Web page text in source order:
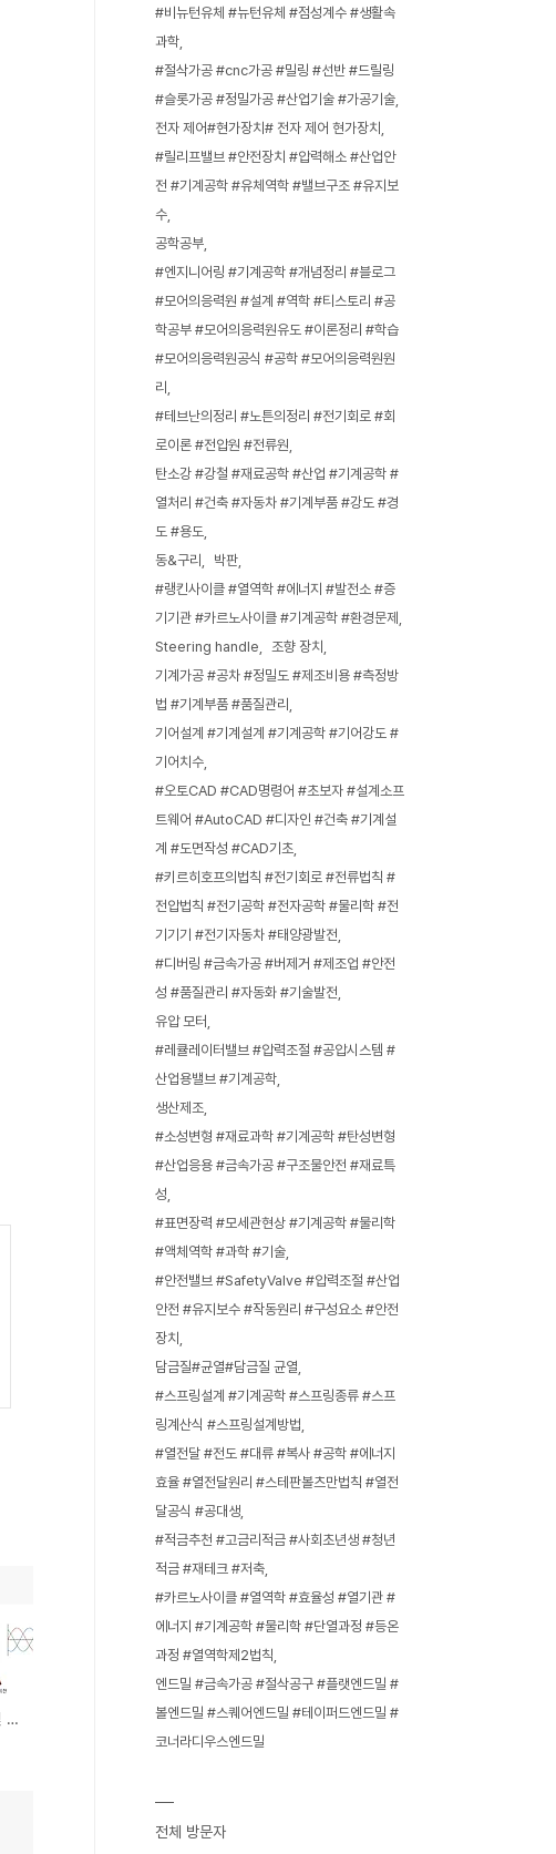
동기 발전기의 자기 여자 및 안정도 향상 대책
#비뉴턴유체 #뉴턴유체 #점성계수 #생활속
과학
#절삭가공 #cnc가공 #밀링 #선반 #드릴링
#슬롯가공 #정밀가공 #산업기술 #가공기술
전자 제어#현가장치# 전자 제어 현가장치
#릴리프밸브 #안전장치 #압력해소 #산업안
전 #기계공학 #유체역학 #밸브구조 #유지보
수
공학공부
#엔지니어링 #기계공학 #개념정리 #블로그
#모어의응력원 #설계 #역학 #티스토리 #공
학공부 #모어의응력원유도 #이론정리 #학습
#모어의응력원공식 #공학 #모어의응력원원
리
#테브난의정리 #노튼의정리 #전기회로 #회
로이론 #전압원 #전류원
탄소강 #강철 #재료공학 #산업 #기계공학 #
열처리 #건축 #자동차 #기계부품 #강도 #경
도 #용도
동&구리
박판
#랭킨사이클 #열역학 #에너지 #발전소 #증
기기관 #카르노사이클 #기계공학 #환경문제
Steering handle
조향 장치
기계가공 #공차 #정밀도 #제조비용 #측정방
법 #기계부품 #품질관리
기어설계 #기계설계 #기계공학 #기어강도 #
기어치수
#오토CAD #CAD명령어 #초보자 #설계소프
트웨어 #AutoCAD #디자인 #건축 #기계설
계 #도면작성 #CAD기초
#키르히호프의법칙 #전기회로 #전류법칙 #
전압법칙 #전기공학 #전자공학 #물리학 #전
기기기 #전기자동차 #태양광발전
#디버링 #금속가공 #버제거 #제조업 #안전
성 #품질관리 #자동화 #기술발전
유압 모터
#레큘레이터밸브 #압력조절 #공압시스템 #
산업용밸브 #기계공학
생산제조
#소성변형 #재료과학 #기계공학 #탄성변형
#산업응용 #금속가공 #구조물안전 #재료특
성
#표면장력 #모세관현상 #기계공학 #물리학
#액체역학 #과학 #기술
#안전밸브 #SafetyValve #압력조절 #산업
안전 #유지보수 #작동원리 #구성요소 #안전
장치
담금질#균열#담금질 균열
#스프링설계 #기계공학 #스프링종류 #스프
링계산식 #스프링설계방법
#열전달 #전도 #대류 #복사 #공학 #에너지
효율 #열전달원리 #스테판볼츠만법칙 #열전
달공식 #공대생
#적금추천 #고금리적금 #사회초년생 #청년
적금 #재테크 #저축
#카르노사이클 #열역학 #효율성 #열기관 #
에너지 #기계공학 #물리학 #단열과정 #등온
과정 #열역학제2법칙
엔드밀 #금속가공 #절삭공구 #플랫엔드밀 #
볼엔드밀 #스퀘어엔드밀 #테이퍼드엔드밀 #
코너라디우스엔드밀
전체 방문자